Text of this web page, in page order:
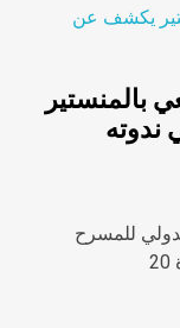
بالمنستير
الدورة 20 في ندوته
للمسرح